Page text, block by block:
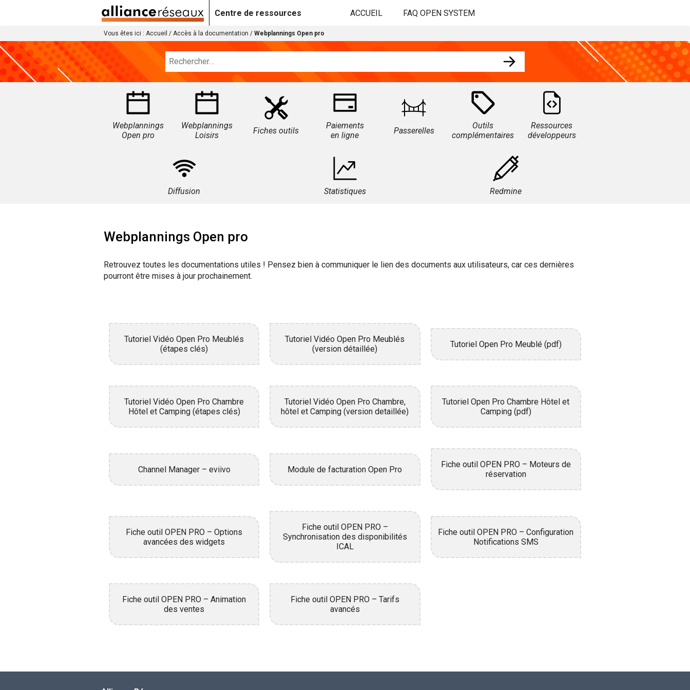
Centre de ressources ACCUEIL FAQ OPEN SYSTEM
Vous êtes ici : Accueil / Accès à la documentation / Webplannings Open pro
Webplannings
Open pro
Webplannings
Loisirs
Fiches outils
Paiements
en ligne
Passerelles
Outils
complémentaires
Ressources
développeurs
Diffusion Statistiques Redmine
Webplannings Open pro
Retrouvez toutes les documentations utiles ! Pensez bien à communiquer le lien des documents aux utilisateurs, car ces dernières
pourront être mises à jour prochainement.
Tutoriel Vidéo Open Pro Meublés
(étapes clés)
Tutoriel Vidéo Open Pro Meublés
(version détaillée)
Tutoriel Open Pro Meublé (pdf)
Tutoriel Vidéo Open Pro Chambre
Hôtel et Camping (étapes clés)
Tutoriel Vidéo Open Pro Chambre,
hôtel et Camping (version detaillée)
Tutoriel Open Pro Chambre Hôtel et
Camping (pdf)
Channel Manager – eviivo Module de facturation Open Pro
Fiche outil OPEN PRO – Moteurs de
réservation
Fiche outil OPEN PRO – Options
avancées des widgets
Fiche outil OPEN PRO –
Synchronisation des disponibilités
ICAL
Fiche outil OPEN PRO – Configuration
Notifications SMS
Fiche outil OPEN PRO – Animation
des ventes
Fiche outil OPEN PRO – Tarifs
avancés